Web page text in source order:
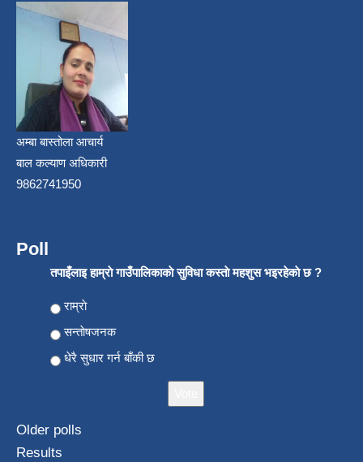
अम्बा बास्तोला आचार्य
बाल कल्याण अधिकारी
9862741950
Poll
तपाइँलाइ हाम्राे गाउँपालिकाकाे सुविधा कस्ताे महशुस भइरहेकाे छ ?
Choices
राम्राे
सन्ताेषजनक
धेरै सुधार गर्न बाँकी छ
Older polls
Results